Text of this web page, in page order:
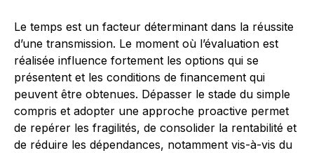
Le temps est un facteur déterminant dans la réussite
d’une transmission. Le moment où l’évaluation est
réalisée influence fortement les options qui se
présentent et les conditions de financement qui
peuvent être obtenues. Dépasser le stade du simple
compris et adopter une approche proactive permet
de repérer les fragilités, de consolider la rentabilité et
de réduire les dépendances, notamment vis-à-vis du